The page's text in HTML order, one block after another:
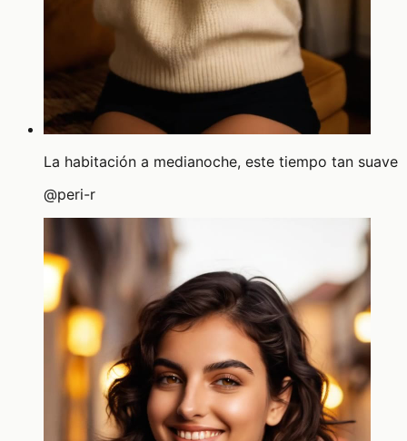
La habitación a medianoche, este tiempo tan suave
@peri-r